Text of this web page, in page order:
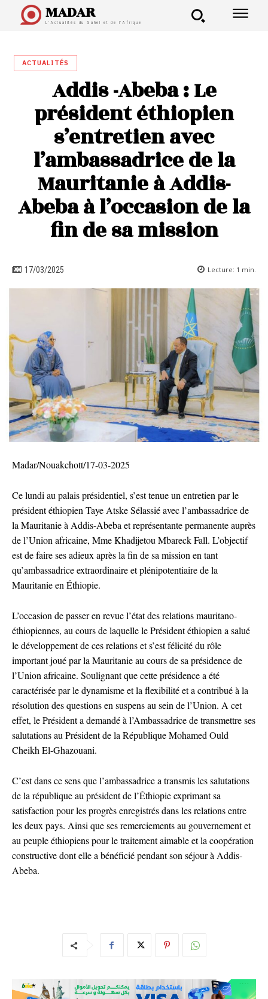
MADAR
L'Actualités du Sahel et de l'Afrique
ACTUALITÉS
Addis -Abeba : Le
président éthiopien
s’entretien avec
l’ambassadrice de la
Mauritanie à Addis-
Abeba à l’occasion de la
fin de sa mission
17/03/2025 Lecture: 1 min.
Madar/Nouakchott/17-03-2025
Ce lundi au palais présidentiel, s’est tenue un entretien par le
président éthiopien Taye Atske Sélassié avec l’ambassadrice de
la Mauritanie à Addis-Abeba et représentante permanente auprès
de l’Union africaine, Mme Khadijetou Mbareck Fall. L’objectif
est de faire ses adieux après la fin de sa mission en tant
qu’ambassadrice extraordinaire et plénipotentiaire de la
Mauritanie en Éthiopie.
L’occasion de passer en revue l’état des relations mauritano-
éthiopiennes, au cours de laquelle le Président éthiopien a salué
le développement de ces relations et s’est félicité du rôle
important joué par la Mauritanie au cours de sa présidence de
l’Union africaine. Soulignant que cette présidence a été
caractérisée par le dynamisme et la flexibilité et a contribué à la
résolution des questions en suspens au sein de l’Union. A cet
effet, le Président a demandé à l’Ambassadrice de transmettre ses
salutations au Président de la République Mohamed Ould
Cheikh El-Ghazouani.
C’est dans ce sens que l’ambassadrice a transmis les salutations
de la république au président de l’Éthiopie exprimant sa
satisfaction pour les progrès enregistrés dans les relations entre
les deux pays. Ainsi que ses remerciements au gouvernement et
au peuple éthiopiens pour le traitement aimable et la coopération
constructive dont elle a bénéficié pendant son séjour à Addis-
Abeba.